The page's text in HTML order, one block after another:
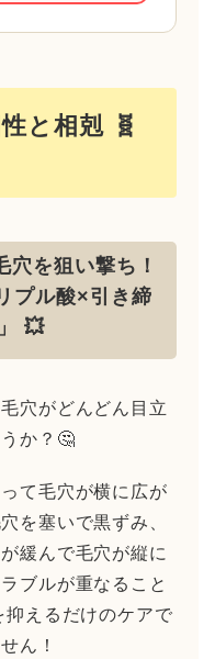
と相剋 🧬
を狙い撃ち！
プル酸×引き締
💥
穴がどんどん目立
か？🤔
て毛穴が横に広が
を塞いで黒ずみ、
緩んで毛穴が縦に
ブルが重なること
えるだけのケアで
ん！